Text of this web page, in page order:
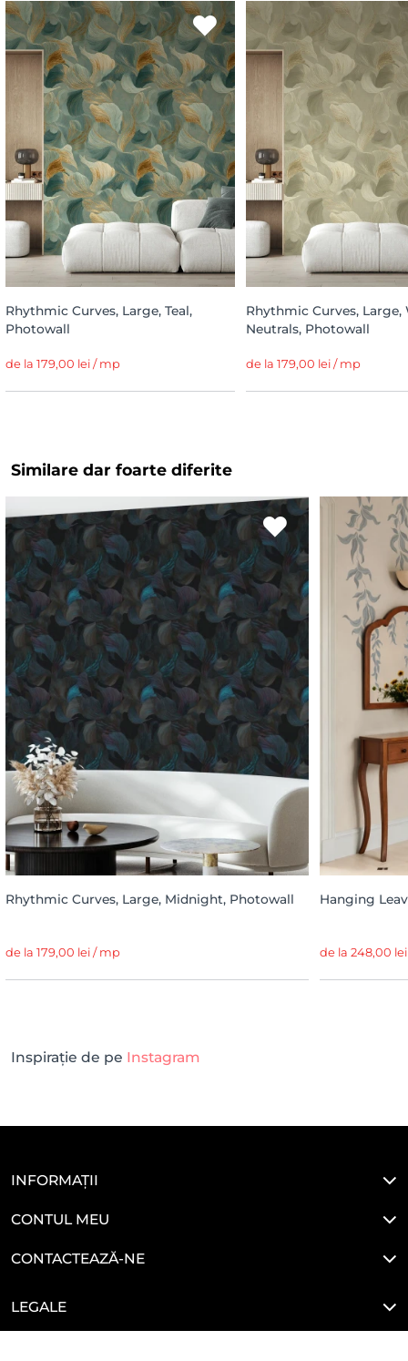
Rhythmic Curves, Large, Teal,
Photowall
de la 179,00 lei / mp
Rhythmic Curves, Large,
Neutrals, Photowall
de la 179,00 lei / mp
Similare dar foarte diferite
Rhythmic Curves, Large, Midnight, Photowall
de la 179,00 lei / mp
Hanging
de la 248,00
Inspirație de pe Instagram
INFORMAȚII
CONTUL MEU
CONTACTEAZĂ-NE
LEGALE